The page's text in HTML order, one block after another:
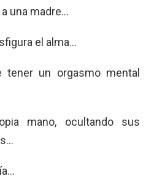
una madre…
el alma…
un orgasmo mental
mano, ocultando sus